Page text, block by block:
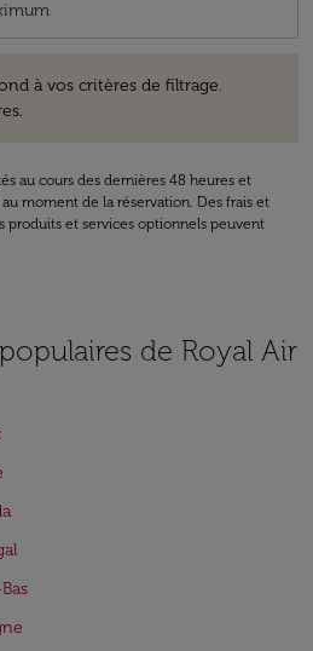
à vos critères de filtrage.
au cours des dernières 48 heures et
moment de la réservation. Des frais et
produits et services optionnels peuvent
de Royal Air